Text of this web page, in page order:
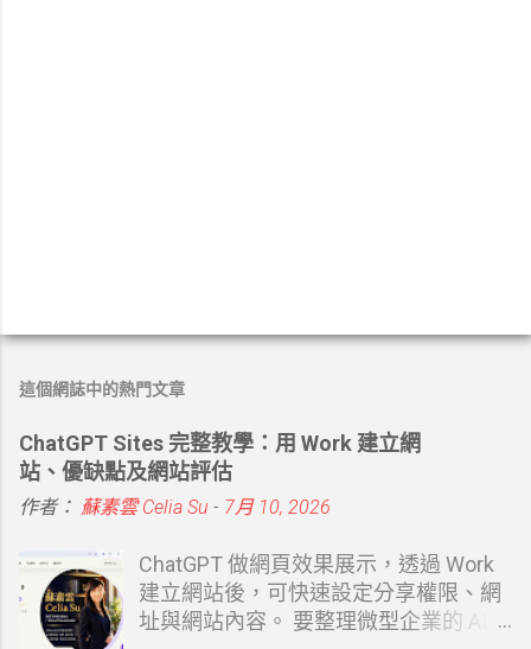
這個網誌中的熱門文章
ChatGPT Sites 完整教學：用 Work 建立網
站、優缺點及網站評估
作者： 蘇素雲 Celia Su - 7月 10, 2026
ChatGPT 做網頁效果展示，透過 Work
建立網站後，可快速設定分享權限、網
址與網站內容。 要整理微型企業的 AI